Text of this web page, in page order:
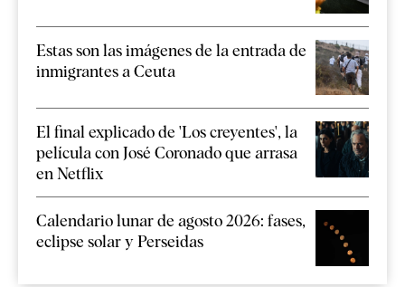
Estas son las imágenes de la entrada de
inmigrantes a Ceuta
El final explicado de 'Los creyentes', la
película con José Coronado que arrasa
en Netflix
Calendario lunar de agosto 2026: fases,
eclipse solar y Perseidas